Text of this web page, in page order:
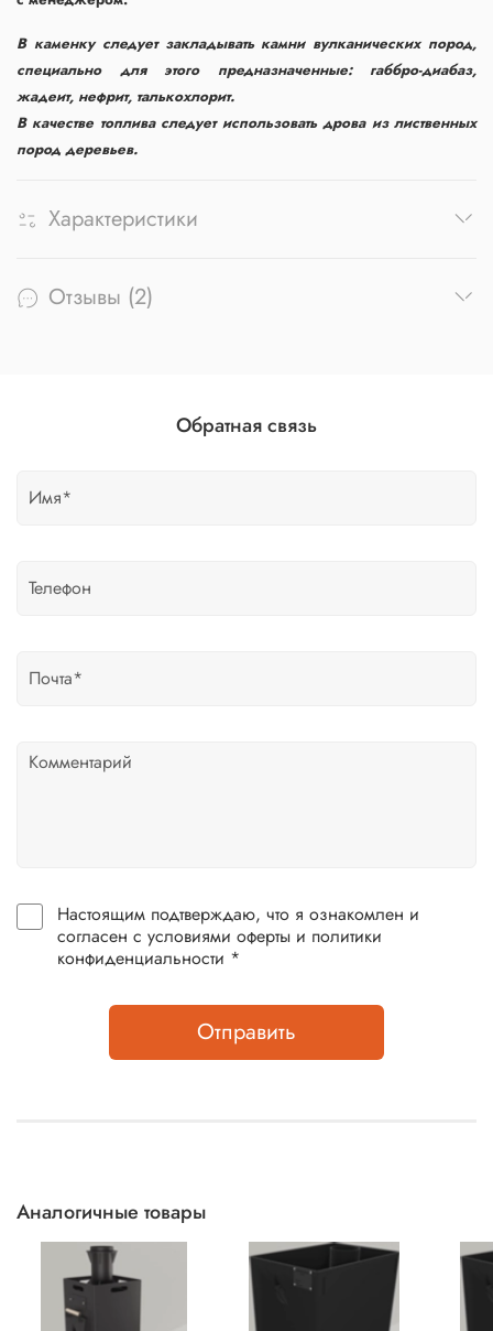
В каменку следует закладывать камни вулканических пород,
специально для этого предназначенные: габбро-диабаз,
жадеит, нефрит, талькохлорит.
В качестве топлива следует использовать дрова из лиственных
пород деревьев.
Характеристики
Отзывы (2)
Обратная связь
Настоящим подтверждаю, что я ознакомлен и
согласен с условиями оферты и политики
конфиденциальности *
Отправить
Аналогичные товары